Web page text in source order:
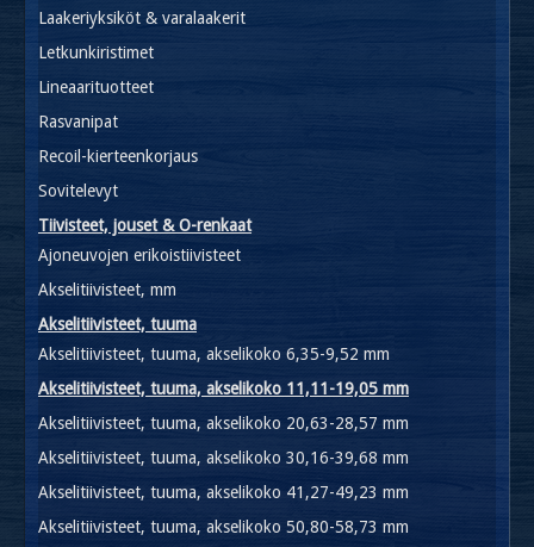
Laakeriyksiköt & varalaakerit
Letkunkiristimet
Lineaarituotteet
Rasvanipat
Recoil-kierteenkorjaus
Sovitelevyt
Tiivisteet, jouset & O-renkaat
Ajoneuvojen erikoistiivisteet
Akselitiivisteet, mm
Akselitiivisteet, tuuma
Akselitiivisteet, tuuma, akselikoko 6,35-9,52 mm
Akselitiivisteet, tuuma, akselikoko 11,11-19,05 mm
Akselitiivisteet, tuuma, akselikoko 20,63-28,57 mm
Akselitiivisteet, tuuma, akselikoko 30,16-39,68 mm
Akselitiivisteet, tuuma, akselikoko 41,27-49,23 mm
Akselitiivisteet, tuuma, akselikoko 50,80-58,73 mm